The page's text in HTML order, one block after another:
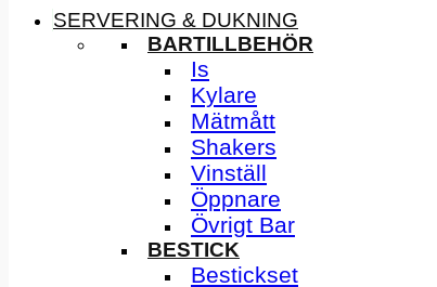
SERVERING & DUKNING
BARTILLBEHÖR
Is
Kylare
Mätmått
Shakers
Vinställ
Öppnare
Övrigt Bar
BESTICK
Bestickset